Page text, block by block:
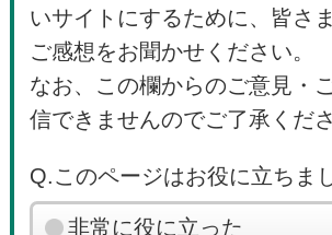
いサイトにするために、皆さ
ご感想をお聞かせください。
なお、この欄からのご意見・
信できませんのでご了承くださ
Q.このページはお役に立ちま
非常に役に立った